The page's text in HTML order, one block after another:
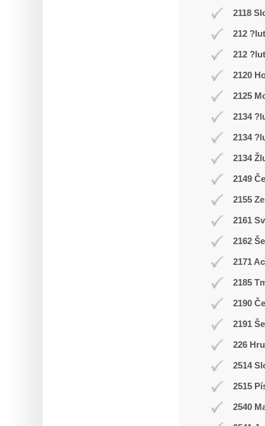
2118
212 ?lut
212 ?lut
2120
2125
2134
2134
2134
2149
2155
2161
2162
2171
2185
2190
2191
226
2514
2515
2540